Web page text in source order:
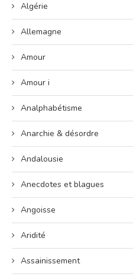
Algérie
Allemagne
Amour
Amour i
Analphabétisme
Anarchie & désordre
Andalousie
Anecdotes et blagues
Angoisse
Aridité
Assainissement